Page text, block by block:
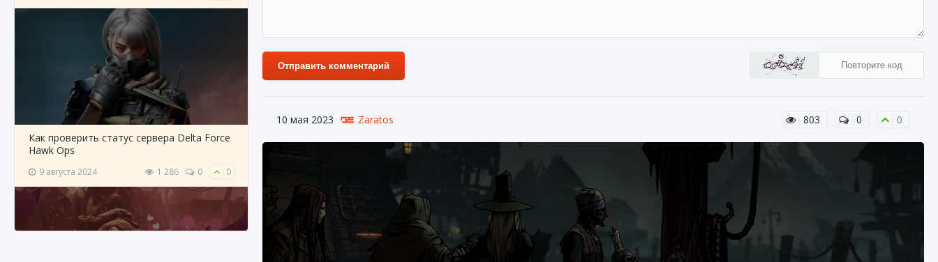
Как проверить статус сервера Delta Force
Hawk Ops
9 августа 2024 1 286 0 0
Отправить комментарий
10 мая 2023 Zaratos 803 0 0